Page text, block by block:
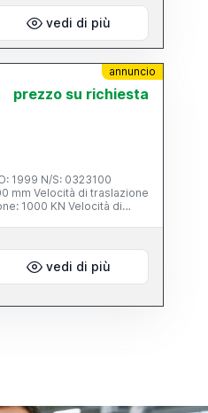
vedi di più
annuncio
prezzo su richiesta
vedi di più